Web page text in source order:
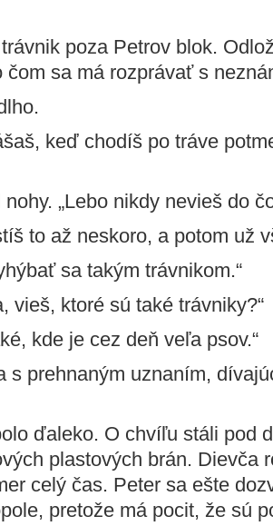
poza Petrov blok.
čom sa má rozprávať s
keď chodíš po tráve
„Lebo nikdy nevieš do
to až neskoro, a potom už
sa takým trávnikom.“
vieš, ktoré sú také trávniky?“
kde je cez deň veľa psov.“
s prehnaným uznaním,
ďaleko. O chvíľu stáli pod
plastových brán. Dievča
celý čas. Peter sa ešte
pretože má pocit, že sú